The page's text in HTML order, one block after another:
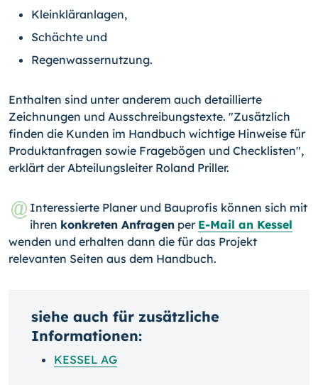
Kleinkläranlagen,
Schächte und
Regenwassernutzung.
Enthalten sind unter anderem auch detaillierte
Zeichnungen und Ausschreibungstexte. "Zusätzlich
finden die Kunden im Handbuch wichtige Hinweise für
Produktanfragen sowie Fragebögen und Checklisten",
erklärt der Abteilungsleiter Roland Priller.
Interessierte Planer und Bauprofis können sich mit
ihren konkreten Anfragen per E-Mail an Kessel
wenden und erhalten dann die für das Projekt
relevanten Seiten aus dem Handbuch.
siehe auch für zusätzliche
Informationen:
KESSEL AG